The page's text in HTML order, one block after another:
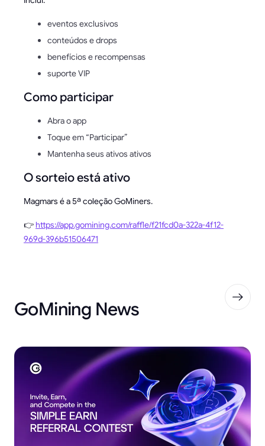
eventos exclusivos
conteúdos e drops
benefícios e recompensas
suporte VIP
Como participar
Abra o app
Toque em “Participar”
Mantenha seus ativos ativos
O sorteio está ativo
Magmars é a 5ª coleção GoMiners.
👉https://app.gomining.com/raffle/f21fcd0a-322a-4f12-
969d-396b51506471
GoMining News